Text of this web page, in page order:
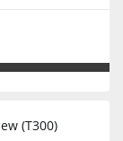
(T300)